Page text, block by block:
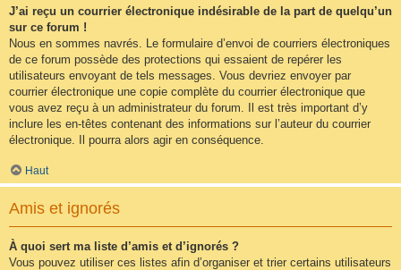
J’ai reçu un courrier électronique indésirable de la part de quelqu’un
sur ce forum !
Nous en sommes navrés. Le formulaire d’envoi de courriers électroniques
de ce forum possède des protections qui essaient de repérer les
utilisateurs envoyant de tels messages. Vous devriez envoyer par
courrier électronique une copie complète du courrier électronique que
vous avez reçu à un administrateur du forum. Il est très important d’y
inclure les en-têtes contenant des informations sur l’auteur du courrier
électronique. Il pourra alors agir en conséquence.
Haut
Amis et ignorés
À quoi sert ma liste d’amis et d’ignorés ?
Vous pouvez utiliser ces listes afin d’organiser et trier certains utilisateurs